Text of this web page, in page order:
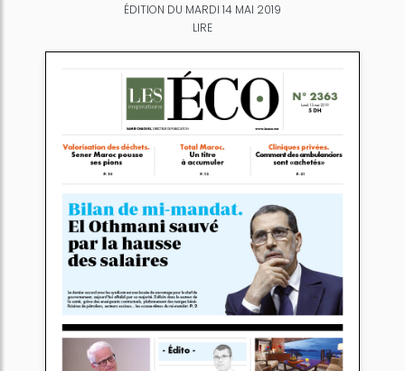
ÉDITION DU MARDI 14 MAI 2019
LIRE